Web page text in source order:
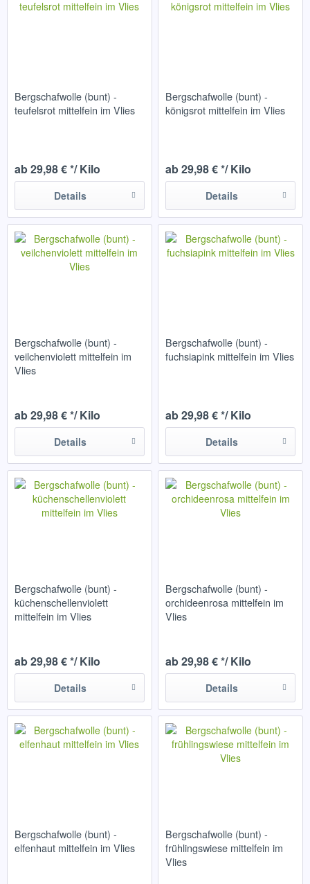
Bergschafwolle (bunt) -
teufelsrot mittelfein im Vlies
ab 29,98 € */ Kilo
Details
Bergschafwolle (bunt) -
königsrot mittelfein im Vlies
ab 29,98 € */ Kilo
Details
Bergschafwolle (bunt) -
veilchenviolett mittelfein im
Vlies
ab 29,98 € */ Kilo
Details
Bergschafwolle (bunt) -
fuchsiapink mittelfein im Vlies
ab 29,98 € */ Kilo
Details
Bergschafwolle (bunt) -
küchenschellenviolett
mittelfein im Vlies
ab 29,98 € */ Kilo
Details
Bergschafwolle (bunt) -
orchideenrosa mittelfein im
Vlies
ab 29,98 € */ Kilo
Details
Bergschafwolle (bunt) -
elfenhaut mittelfein im Vlies
Bergschafwolle (bunt) -
frühlingswiese mittelfein im
Vlies